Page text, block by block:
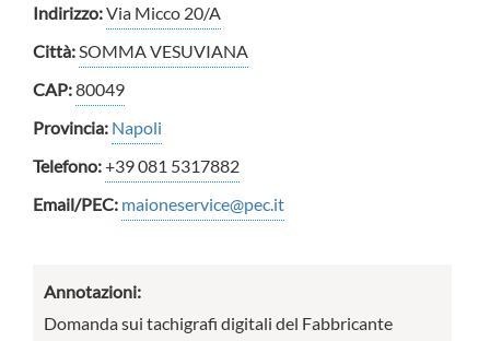
Indirizzo:Via Micco 20/A
Città:SOMMA VESUVIANA
CAP:80049
Provincia: Napoli
Telefono:+39 081 5317882
Email/PEC: maioneservice@pec.it
Annotazioni:
Domanda sui tachigrafi digitali del Fabbricante